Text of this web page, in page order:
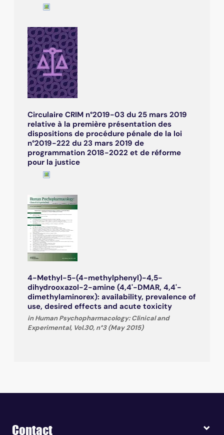
Circulaire CRIM n°2019-03 du 25 mars 2019
relative à la première présentation des
dispositions de procédure pénale de la loi
n°2019-222 du 23 mars 2019 de
programmation 2018-2022 et de réforme
pour la justice
4-Methyl-5-(4-methylphenyl)-4,5-
dihydrooxazol-2-amine (4,4'-DMAR, 4,4'-
dimethylaminorex): availability, prevalence of
use, desired effects and acute toxicity
in Human Psychopharmacology: Clinical and
Experimental, Vol.30, n°3 (May 2015)
Contact